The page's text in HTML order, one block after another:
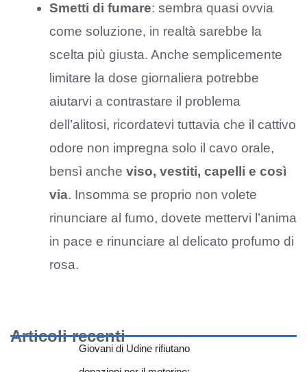
Smetti di fumare: sembra quasi ovvia
come soluzione, in realtà sarebbe la
scelta più giusta. Anche semplicemente
limitare la dose giornaliera potrebbe
aiutarvi a contrastare il problema
dell’alitosi, ricordatevi tuttavia che il cattivo
odore non impregna solo il cavo orale,
bensì anche viso, vestiti, capelli e così
via. Insomma se proprio non volete
rinunciare al fumo, dovete mettervi l’anima
in pace e rinunciare al delicato profumo di
rosa.
Articoli recenti
Giovani di Udine rifiutano